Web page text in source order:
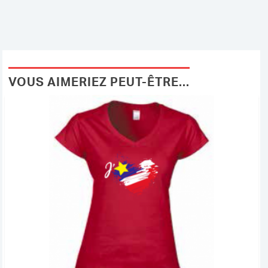
VOUS AIMERIEZ PEUT-ÊTRE...